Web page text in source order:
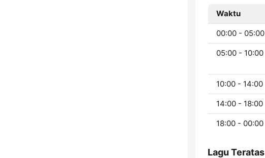
Waktu
00:00 - 05:00
05:00 - 10:00
10:00 - 14:00
14:00 - 18:00
18:00 - 00:00
Lagu Teratas